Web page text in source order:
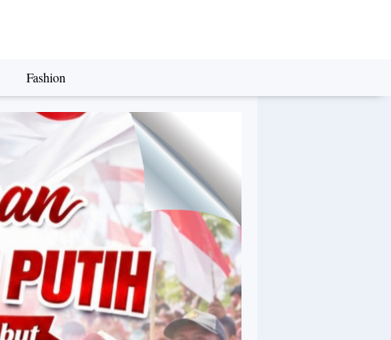
Fashion